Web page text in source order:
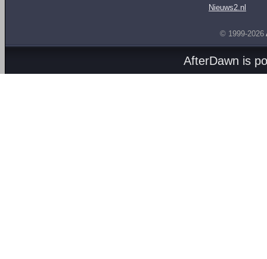
Nieuws2.nl
© 1999-2026
AfterDawn is